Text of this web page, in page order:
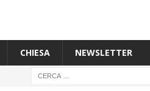
CHIESA NEWSLETTER